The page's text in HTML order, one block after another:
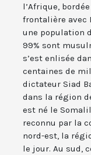
l’Afrique,
frontalière avec
une population
99% sont
s’est enlisée
centaines de
dictateur Siad
dans la région
est né le
reconnu par la
nord-est, la
le jour. Au sud,